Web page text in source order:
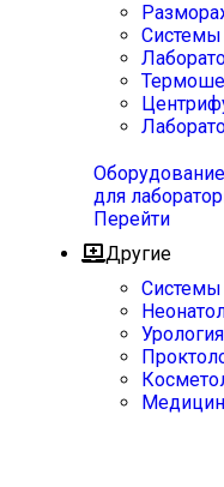
Системы
Оборудование
для
Перейти
Другие
Урология